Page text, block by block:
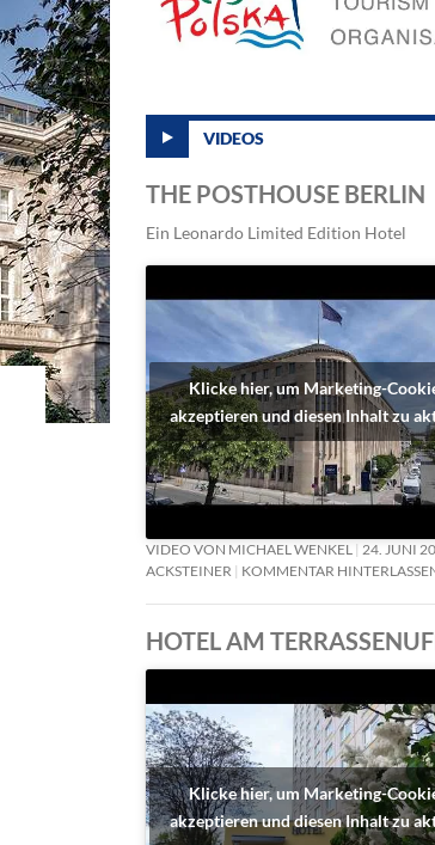
VIDEOS
THE POSTHOUSE BERLIN
Ein Leonardo Limited Edition Hotel
Klicke hier, um Marketing-
akzeptieren und diesen Inhalt zu
VIDEO VON MICHAEL WENKEL 24. JUNI
ACKSTEINER
KOMMENTAR
HOTEL AM
Klicke hier, um Marketing-
akzeptieren und diesen Inhalt zu